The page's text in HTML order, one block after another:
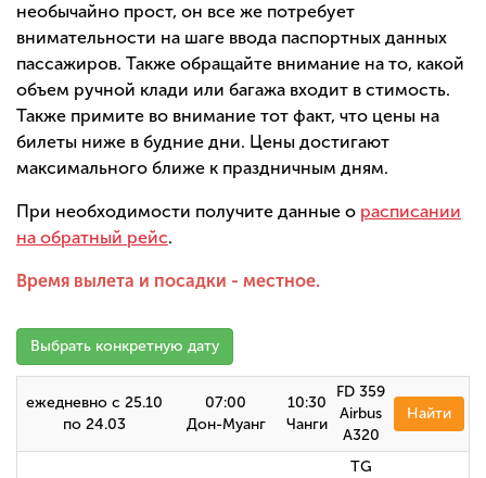
необычайно прост, он все же потребует
внимательности на шаге ввода паспортных данных
пассажиров. Также обращайте внимание на то, какой
объем ручной клади или багажа входит в стимость.
Также примите во внимание тот факт, что цены на
билеты ниже в будние дни. Цены достигают
максимального ближе к праздничным дням.
При необходимости получите данные о расписании
на обратный рейс.
Время вылета и посадки - местное.
Выбрать конкретную дату
ежедневно с 25.10
по 24.03
07:00
Дон-Муанг
10:30
Чанги
FD 359
Airbus
А320
Найти
TG